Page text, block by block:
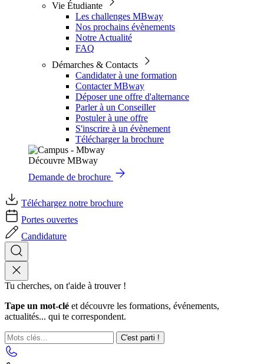
Vie Étudiante
Les challenges MBway
Nos prochains évènements
Notre Actualité
FAQ
Démarches & Contacts
Candidater à une formation
Contacter MBway
Déposer une offre d'alternance
Parler à un Conseiller
Postuler à une offre
S'inscrire à un évènement
Télécharger la brochure
Découvre MBway
Demande de brochure
Téléchargez notre brochure
Portes ouvertes
Candidature
Tu cherches, on t'aide à trouver !
Tape un mot-clé et découvre les formations, événements,
actualités... qui te correspondent.
C'est parti !